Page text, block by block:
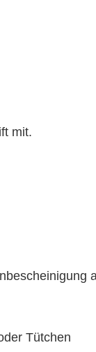
mit.
Tütchen